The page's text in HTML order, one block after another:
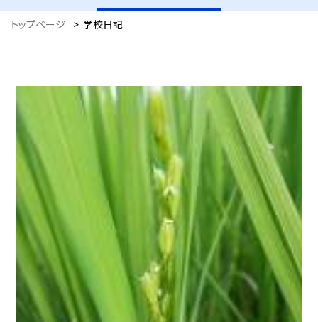
トップページ > 学校日記